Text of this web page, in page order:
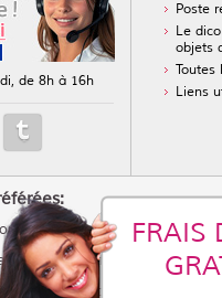
de 8h à 16h
Poste
Le
objets
Toutes
Liens
des préservatifs
du préservatif sans latex
choix pour l'achat d'un
FRAIS